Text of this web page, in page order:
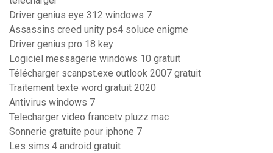
Driver genius eye 312 windows 7
Assassins creed unity ps4 soluce enigme
Driver genius pro 18 key
Logiciel messagerie windows 10 gratuit
Télécharger scanpst.exe outlook 2007 gratuit
Traitement texte word gratuit 2020
Antivirus windows 7
Telecharger video francetv pluzz mac
Sonnerie gratuite pour iphone 7
Les sims 4 android gratuit